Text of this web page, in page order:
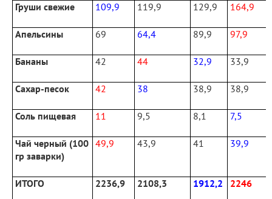
Груши свежие 109,9 119,9 129,9 164,9
Апельсины 69 64,4 89,9 97,9
Бананы 42 44 32,9 33,9
Сахар-песок 42 38 38,9 38,9
Соль пищевая 11 9,5 8,1 7,5
Чай черный (100
гр заварки)
49,9 43,9 41 39,9
ИТОГО 2236,9 2108,3 1912,2 2246